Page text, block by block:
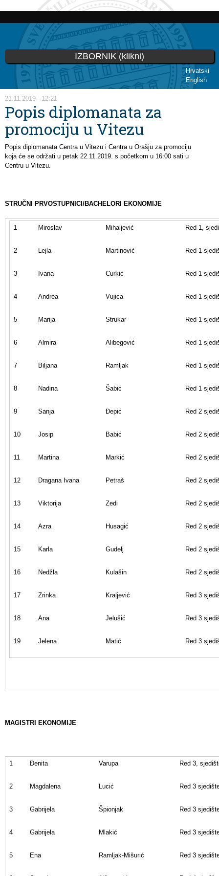
Skip to
content
Hrvatski
English
IZBORNIK (klikni)
You are here
21.11.2019 - 12:21
Popis diplomanata za
promociju u Vitezu
Popis diplomanata Centra u Vitezu i Centra u Orašju za promociju
koja će se održati u petak 22.11.2019. s početkom u 16:00 sati u
Centru u Vitezu.
STRUČNI PRVOSTUPNICI/BACHELORI EKONOMIJE
1 Miroslav Mihaljević Red 1,
2 Lejla Martinović Red 1
3 Ivana Curkić Red 1
4 Andrea Vujica Red 1
5 Marija Strukar Red 1
6 Almira Alibegović Red 1
7 Biljana Ramljak Red 1
8 Nadina Šabić Red 1
9 Sanja Đepić Red 2
10 Josip Babić Red 2
11 Martina Markić Red 2
12 Dragana Ivana Petraš Red 2
13 Viktorija Zedi Red 2
14 Azra Husagić Red 2
15 Karla Gudelj Red 2
16 Nedžla Kulašin Red 2
17 Zrinka Kraljević Red 3
18 Ana Jelušić Red 3
19 Jelena Matić Red 3
MAGISTRI EKONOMIJE
1 Đenita Varupa Red 3,
2 Magdalena Lucić Red 3
3 Gabrijela Špionjak Red 3
4 Gabrijela Mlakić Red 3
5 Ena Ramljak-Mišurić Red 3